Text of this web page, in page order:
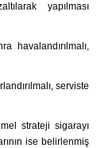
yapılması
havalandırılmalı,
serviste
strateji sigarayı
ise belirlenmiş